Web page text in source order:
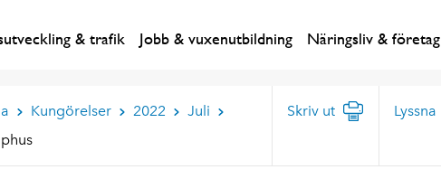
& trafik Jobb & vuxenutbildning Näringsliv & företag
Kungörelser 2022
Juli
Skriv ut Lyssna